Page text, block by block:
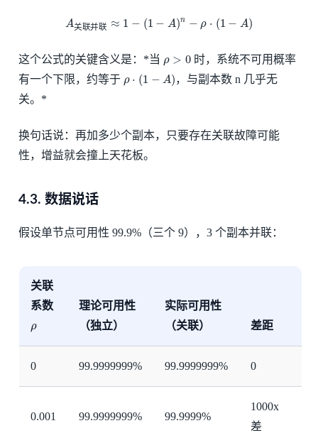
A关联并联 ≈ 1 − (1 − A)n − ρ ⋅ (1 − A)
并 1− −A)n −A
这个公式的关键含义是：*当 ρ > 0
ρ>0
时，系统不可用概率
有一个下限，约等于 ρ ⋅ (1 − A)
1−
，与副本数 n 几乎无
关。*
换句话说：再加多少个副本，只要存在关联故障可能
性，增益就会撞上天花板。
4.3. 数据说话
假设单节点可用性 99.9%（三个 9），3 个副本并联：
关联
系数
ρ
ρ
理论可用性
（独立）
实际可用性
（关联）
差距
0 99.9999999% 99.9999999% 0
0.001 99.9999999% 99.9999%
1000x
差